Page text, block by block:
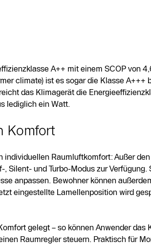
A++ mit einem SCOP von
climate) ist es sogar die Klasse A+++
das Klimagerät die
lediglich ein Watt.
Komfort
Raumluftkomfort: Außer
Silent- und Turbo-Modus zur
anpassen. Bewohner können
eingestellte Lamellenposition wird
gelegt – so können Anwender das
Raumregler steuern. Praktisch für